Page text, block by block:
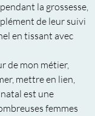
la grossesse,
de leur suivi
en tissant avec
de mon métier,
mettre en lien,
est une
femmes